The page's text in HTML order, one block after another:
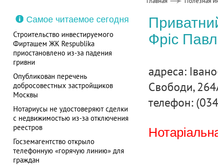
Самое читаемое сегодня
Строительство инвестируемого
Фирташем ЖК Respublika
приостановлено из-за падения
гривни
Опубликован перечень
добросовестных застройщиков
Москвы
Нотариусы не удостоверяют сделки
с недвижимостью из-за отключения
реестров
Госземагентство открыло
телефонную «горячую линию» для
граждан
Фріс
адреса:
Свободи,
телефон: